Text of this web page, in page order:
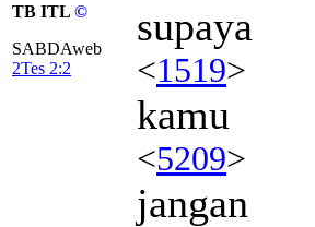
TB ITL ©
SABDAweb
2Tes 2:2
supaya
<1519>
kamu
<5209>
jangan